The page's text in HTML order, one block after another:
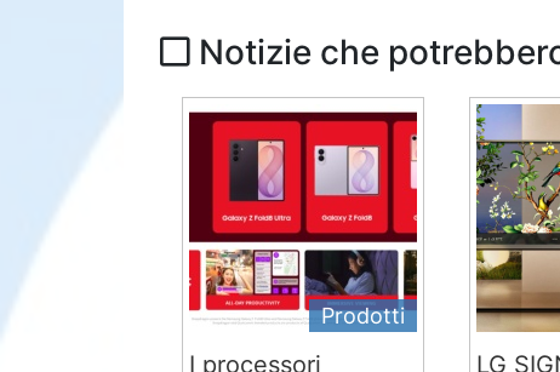
Notizie che
Prodotti
I processori
LG